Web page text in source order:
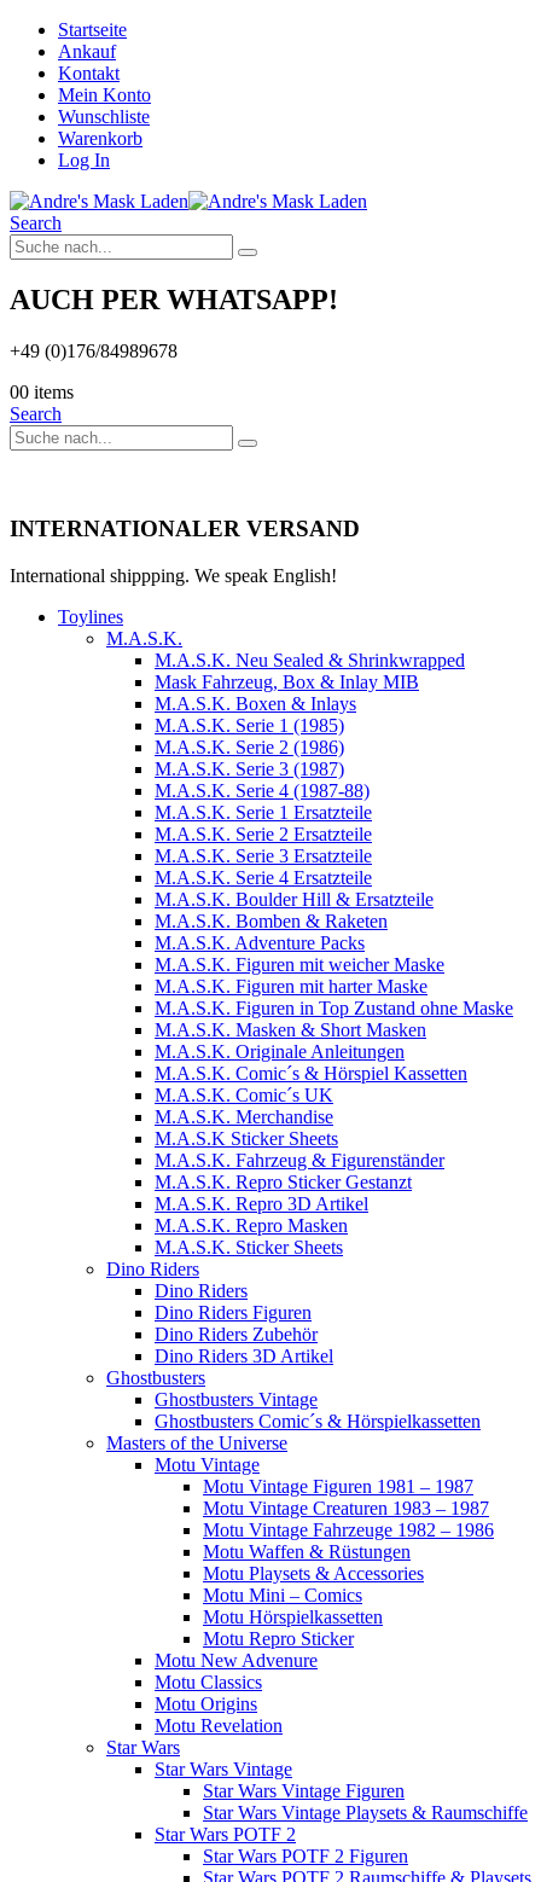
Startseite
Ankauf
Kontakt
Mein Konto
Wunschliste
Warenkorb
Log In
Search
AUCH PER WHATSAPP!
+49 (0)176/84989678
00 items
Search
INTERNATIONALER VERSAND
International shippping. We speak English!
Toylines
M.A.S.K.
M.A.S.K. Neu Sealed & Shrinkwrapped
Mask Fahrzeug, Box & Inlay MIB
M.A.S.K. Boxen & Inlays
M.A.S.K. Serie 1 (1985)
M.A.S.K. Serie 2 (1986)
M.A.S.K. Serie 3 (1987)
M.A.S.K. Serie 4 (1987-88)
M.A.S.K. Serie 1 Ersatzteile
M.A.S.K. Serie 2 Ersatzteile
M.A.S.K. Serie 3 Ersatzteile
M.A.S.K. Serie 4 Ersatzteile
M.A.S.K. Boulder Hill & Ersatzteile
M.A.S.K. Bomben & Raketen
M.A.S.K. Adventure Packs
M.A.S.K. Figuren mit weicher Maske
M.A.S.K. Figuren mit harter Maske
M.A.S.K. Figuren in Top Zustand ohne Maske
M.A.S.K. Masken & Short Masken
M.A.S.K. Originale Anleitungen
M.A.S.K. Comic´s & Hörspiel Kassetten
M.A.S.K. Comic´s UK
M.A.S.K. Merchandise
M.A.S.K Sticker Sheets
M.A.S.K. Fahrzeug & Figurenständer
M.A.S.K. Repro Sticker Gestanzt
M.A.S.K. Repro 3D Artikel
M.A.S.K. Repro Masken
M.A.S.K. Sticker Sheets
Dino Riders
Dino Riders
Dino Riders Figuren
Dino Riders Zubehör
Dino Riders 3D Artikel
Ghostbusters
Ghostbusters Vintage
Ghostbusters Comic´s & Hörspielkassetten
Masters of the Universe
Motu Vintage
Motu Vintage Figuren 1981 – 1987
Motu Vintage Creaturen 1983 – 1987
Motu Vintage Fahrzeuge 1982 – 1986
Motu Waffen & Rüstungen
Motu Playsets & Accessories
Motu Mini – Comics
Motu Hörspielkassetten
Motu Repro Sticker
Motu New Advenure
Motu Classics
Motu Origins
Motu Revelation
Star Wars
Star Wars Vintage
Star Wars Vintage Figuren
Star Wars Vintage Playsets & Raumschiffe
Star Wars POTF 2
Star Wars POTF 2 Figuren
Star Wars POTF 2 Raumschiffe & Playsets